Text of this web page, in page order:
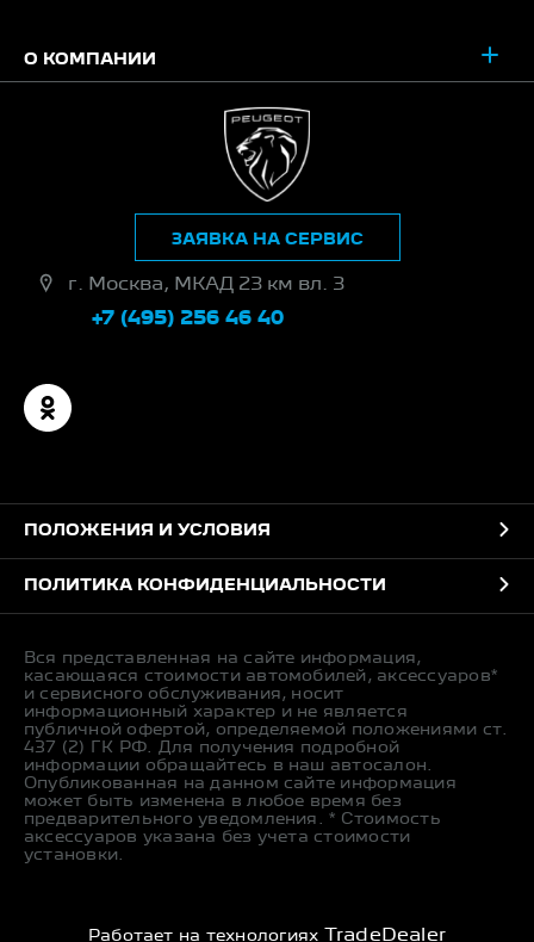
О КОМПАНИИ
г. Москва, МКАД 23 км вл. 3
+7 (495) 256 46 40
ЗАЯВКА НА СЕРВИС
ПОЛОЖЕНИЯ И УСЛОВИЯ
ПОЛИТИКА КОНФИДЕНЦИАЛЬНОСТИ
Вся представленная на сайте информация,
касающаяся стоимости автомобилей, аксессуаров*
и сервисного обслуживания, носит
информационный характер и не является
публичной офертой, определяемой положениями ст.
437 (2) ГК РФ. Для получения подробной
информации обращайтесь в наш автосалон.
Опубликованная на данном сайте информация
может быть изменена в любое время без
предварительного уведомления. * Стоимость
аксессуаров указана без учета стоимости
установки.
Работает на технологиях TradeDealer